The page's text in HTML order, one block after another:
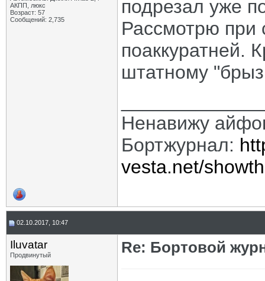
АКПП, люкс
Возраст: 57
Сообщений: 2,735
подрезал уже
Рассмотрю при
поаккуратней.
штатному
Ненавижу
Бортжурнал:
vesta.net/
02.10.2017, 10:47
Iluvatar
Продвинутый Re: Бортовой